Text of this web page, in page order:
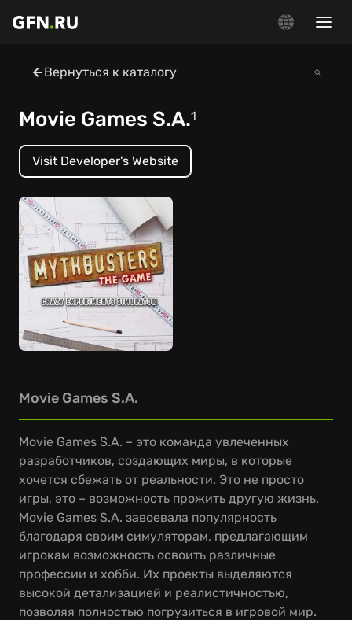
Вернуться к каталогу
Movie Games S.A.1
Visit Developer's Website
Movie Games S.A.
Movie Games S.A. – это команда увлеченных
разработчиков, создающих миры, в которые
хочется сбежать от реальности. Это не просто
игры, это – возможность прожить другую жизнь.
Movie Games S.A. завоевала популярность
благодаря своим симуляторам, предлагающим
игрокам возможность освоить различные
профессии и хобби. Их проекты выделяются
высокой детализацией и реалистичностью,
позволяя полностью погрузиться в игровой мир.